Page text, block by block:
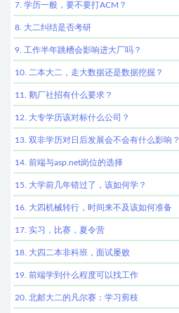
7. 学历一般，要不要打ACM？
8. 大二纠结是否考研
9. 工作半年跳槽会影响进大厂吗？
10. 二本大二，走大数据还是数据挖掘？
11. 鹅厂社招有什么要求？
12. 大专学历该对标什么公司？
13. 双非学历对日后发展会不会有什么影响？
14. 前端与asp.net岗位的选择
15. 大学前几年错过了，该如何学？
16. 大四机械转行，时间来不及该如何准备
17. 实习，比赛，夏令营
18. 大四二本非科班，面试屡败
19. 前端学到什么程度可以找工作
20. 北邮大二的凡尔赛：学习剪枝